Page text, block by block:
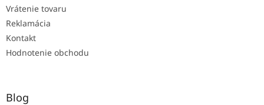
Vrátenie tovaru
Reklamácia
Kontakt
Hodnotenie obchodu
Blog